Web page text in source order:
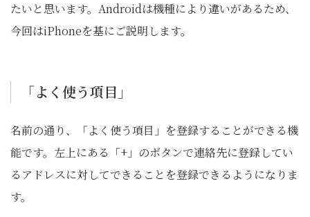
たいと思います。Androidは機種により違いがあるため、
今回はiPhoneを基にご説明します。
「よく使う項目」
名前の通り、「よく使う項目」を登録することができる機
能です。左上にある「+」のボタンで連絡先に登録してい
るアドレスに対してできることを登録できるようになりま
す。